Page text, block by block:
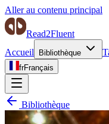
Aller au contenu principal
Read2Fluent
Accueil
Bibliothèque
frFrançais
Bibliothèque